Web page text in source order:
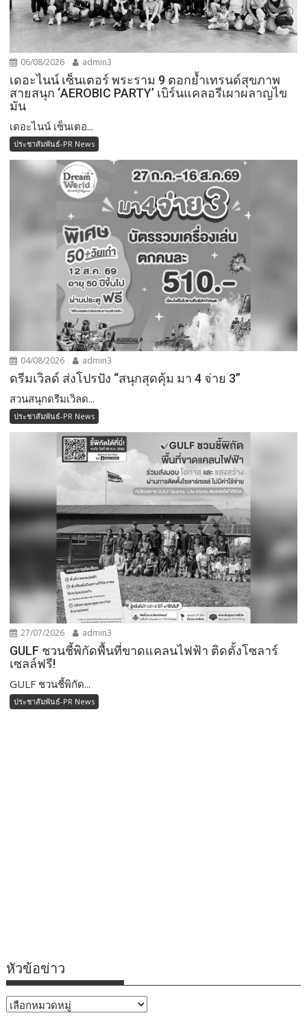
06/08/2026 admin3
เดอะไนน์ เซ็นเตอร์ พระราม 9 ตอกย้ำเทรนด์สุขภาพ
สายสนุก ‘AEROBIC PARTY’ เบิร์นแคลอรีเผาผลาญไข
มัน
เดอะไนน์ เซ็นเตอ...
ประชาสัมพันธ์-PR News
04/08/2026 admin3
ดรีมเวิลด์ ส่งโปรปัง “สนุกสุดคุ้ม มา 4 จ่าย 3”
สวนสนุกดรีมเวิลด...
ประชาสัมพันธ์-PR News
27/07/2026 admin3
GULF ชวนชี้พิกัดพื้นที่ขาดแคลนไฟฟ้า ติดตั้งโซลาร์
เซลล์ฟรี!
GULF ชวนชี้พิกัด...
ประชาสัมพันธ์-PR News
หัวข้อข่าว
หัวข้อ